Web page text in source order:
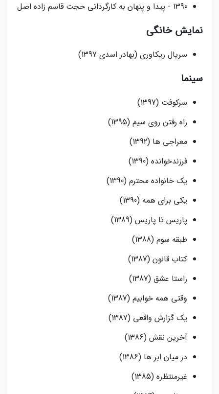
1390 - پیدا و پنهان به کارگردانی حجت قاسم زاده اصل
نمایش خانگی
سریال ریکاوری (بهادر اسدی 1397)
سینما
سرکوفت (1397)
راه رفتن روی سیم (1395)
معراجی ها (1392)
فرزندخوانده (1390)
یک خانواده محترم (1390)
یکی برای همه (1390)
پاریس تا پاریس (1389)
طبقه سوم (1388)
کتاب قانون (1387)
راستا عشق (1387)
وقتی همه خوابیم (1387)
یک گزارش واقعی (1387)
آخرین نقش (1386)
در میان ابر ها (1386)
غیرمنتظره (1385)